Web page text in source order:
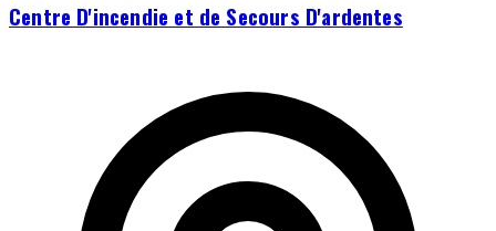
Centre D'incendie et de Secours D'ardentes